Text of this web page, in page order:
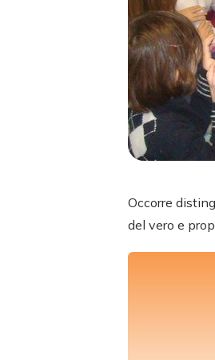
Occorre
del vero e